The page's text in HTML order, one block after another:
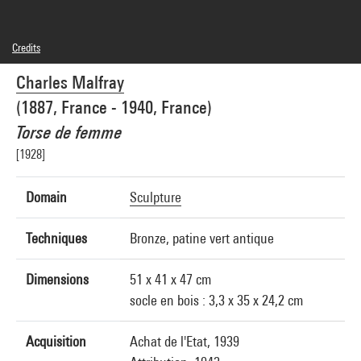
Charles Malfray
(1887, France - 1940, France)
Torse de femme
[1928]
Domain Sculpture
Techniques Bronze, patine vert antique
Dimensions
51 x 41 x 47 cm
socle en bois : 3,3 x 35 x 24,2 cm
Acquisition
Achat de l'Etat, 1939
Credits
Domaine public
Photo credits : Réunion des Musées Nationaux/Agence photographique de la
Réunion des Musées Nationaux/Dist. GrandPalaisRmn
Image reference : 2A00423 [64 B 466]
Image presentation :GrandPalaisRmnPhoto